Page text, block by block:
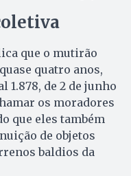
que o mutirão
quatro anos,
1.878, de 2 de junho
os moradores
que eles também
de objetos
baldios da